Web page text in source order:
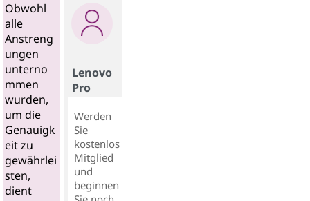
Obwohl
alle
Anstreng
ungen
unterno
mmen
wurden,
um die
Genauigk
eit zu
gewährlei
sten,
dient
Lenovo
Pro
Werden
Sie
kostenlos
Mitglied
und
beginnen